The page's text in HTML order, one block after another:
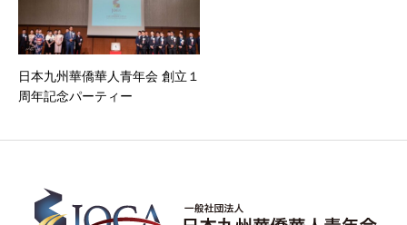
日本九州華僑華人青年会 創立１
周年記念パーティー